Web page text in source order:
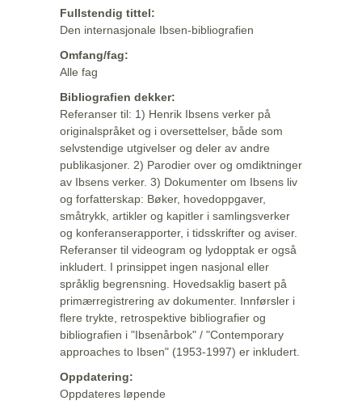
Fullstendig tittel:
Den internasjonale Ibsen-bibliografien
Omfang/fag:
Alle fag
Bibliografien dekker:
Referanser til: 1) Henrik Ibsens verker på
originalspråket og i oversettelser, både som
selvstendige utgivelser og deler av andre
publikasjoner. 2) Parodier over og omdiktninger
av Ibsens verker. 3) Dokumenter om Ibsens liv
og forfatterskap: Bøker, hovedoppgaver,
småtrykk, artikler og kapitler i samlingsverker
og konferanserapporter, i tidsskrifter og aviser.
Referanser til videogram og lydopptak er også
inkludert. I prinsippet ingen nasjonal eller
språklig begrensning. Hovedsaklig basert på
primærregistrering av dokumenter. Innførsler i
flere trykte, retrospektive bibliografier og
bibliografien i "Ibsenårbok" / "Contemporary
approaches to Ibsen" (1953-1997) er inkludert.
Oppdatering:
Oppdateres løpende